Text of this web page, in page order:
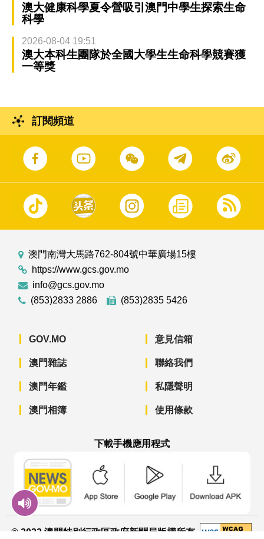
澳大健康科學夏令營吸引澳門中學生探索生命
科學
2026-08-04 19:51
澳大本科生團隊於全國大學生生命科學競賽獲
一等獎
訂閱頻道
澳門南灣大馬路762-804號中華廣場15樓
https://www.gcs.gov.mo
info@gcs.gov.mo
(853)2833 2886
(853)2835 5426
GOV.MO
澳門雜誌
澳門年鑑
澳門相簿
意見信箱
聯絡我們
私隱聲明
使用條款
下載手機應用程式
© 2022 澳門特別行政區政府新聞局版權所有